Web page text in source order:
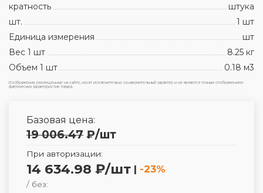
кратность
штука
шт.
1 шт
Единица измерения
шт
Вес 1 шт
8.25 кг
Объем 1 шт
0.18 м3
Изображения, размещенные на сайте, носят исключительно ознакомительный характер и не являются точным отображением
фактических характеристик товара.
Базовая цена:
19 006.47 ₽/шт
При авторизации:
14 634.98 ₽/шт | -23%
/ без: